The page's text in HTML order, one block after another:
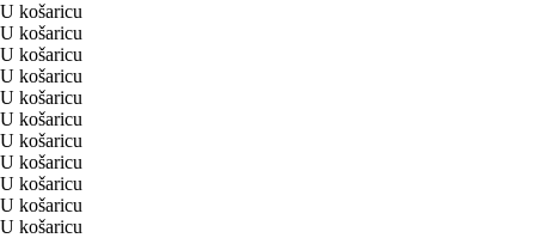
U košaricu
U košaricu
U košaricu
U košaricu
U košaricu
U košaricu
U košaricu
U košaricu
U košaricu
U košaricu
U košaricu